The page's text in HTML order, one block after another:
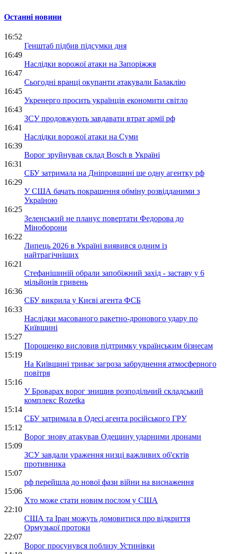
Останні новини
16:52
Генштаб підбив підсумки дня
16:49
Наслідки ворожої атаки на Запоріжжя
16:47
Сьогодні вранці окупанти атакували Балаклію
16:45
Укренерго просить українців економити світло
16:43
ЗСУ продовжують завдавати втрат армії рф
16:41
Наслідки ворожої атаки на Суми
16:39
Ворог зруйнував склад Bosch в Україні
16:31
СБУ затримала на Дніпровщині ще одну агентку рф
16:29
У США бачать покращення обміну розвідданими з
Україною
16:25
Зеленський не планує повертати Федорова до
Міноборони
16:22
Липець 2026 в Україні виявився одним із
найтрагічніших
16:21
Стефанішиній обрали запобіжний захід - заставу у 6
мільйонів гривень
16:36
СБУ викрила у Києві агента ФСБ
16:33
Наслідки масованого ракетно-дронового удару по
Київщині
15:27
Порошенко висловив підтримку українським бізнесам
15:19
На Київщині триває загроза забруднення атмосферного
повітря
15:16
У Броварах ворог знищив розподільчий складський
комплекс Rozetka
15:14
СБУ затримала в Одесі агента російського ГРУ
15:12
Ворог знову атакував Одещину ударними дронами
15:09
ЗСУ завдали ураження низці важливих об'єктів
противника
15:07
рф перейшла до нової фази війни на виснаження
15:06
Хто може стати новим послом у США
22:10
США та Іран можуть домовитися про відкриття
Ормузької протоки
22:07
Ворог просунувся поблизу Устинівки